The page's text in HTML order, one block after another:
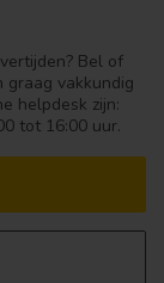
Bel of
vakkundig
helpdesk zijn:
tot 16:00 uur.